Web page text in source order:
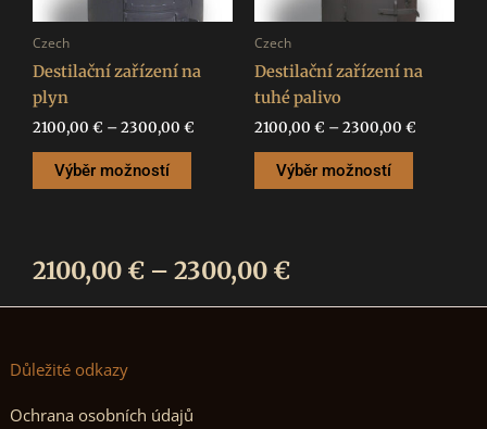
Czech
Destilační zařízení na
plyn
2100,00 € –2300,00 €
Výběr možností
vybrat
stránce
produktu
Czech
Destilační zařízení na
tuhé palivo
2100,00 € –2300,00 €
Výběr možností
vybrat
stránce
2100,00 € – 2300,00 €Rozpětí
cen:
Důležité odkazy
Ochrana osobních údajů